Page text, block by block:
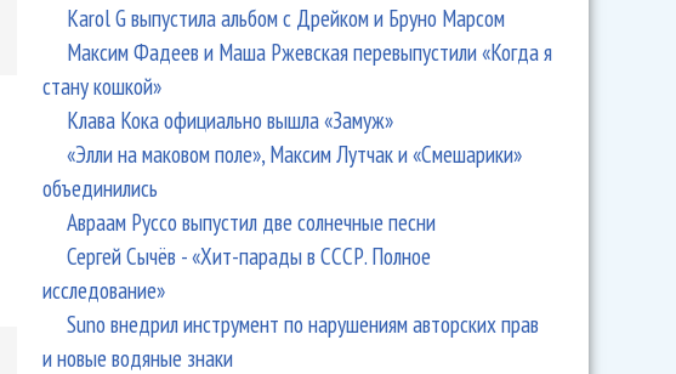
Karol G выпустила альбом с Дрейком и Бруно Марсом
Максим Фадеев и Маша Ржевская перевыпустили «Когда я
стану кошкой»
Клава Кока официально вышла «Замуж»
«Элли на маковом поле», Максим Лутчак и «Смешарики»
объединились
Авраам Руссо выпустил две солнечные песни
Сергей Сычёв - «Хит-парады в СССР. Полное
исследование»
Suno внедрил инструмент по нарушениям авторских прав
и новые водяные знаки